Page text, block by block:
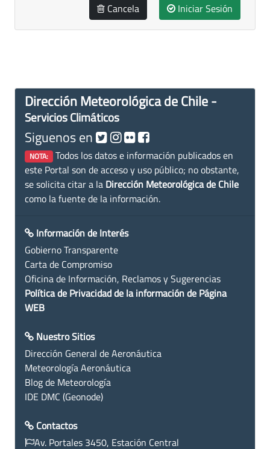
Cancela Iniciar Sesión
Dirección Meteorológica de Chile -
Servicios Climáticos
Siguenos en
NOTA: Todos los datos e información publicados en
este Portal son de acceso y uso público; no obstante,
se solicita citar a la Dirección Meteorológica de Chile
como la fuente de la información.
Información de Interés
Gobierno Transparente
Carta de Compromiso
Oficina de Información, Reclamos y Sugerencias
Política de Privacidad de la información de Página
WEB
Nuestro Sitios
Dirección General de Aeronáutica
Meteorología Aeronáutica
Blog de Meteorología
IDE DMC (Geonode)
Contactos
Av. Portales 3450, Estación Central